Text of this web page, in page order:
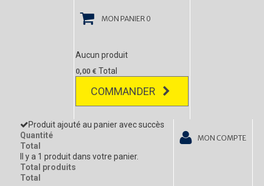
MON PANIER 0
Aucun produit
0,00 € Total
COMMANDER
Produit ajouté au panier avec succès
Quantité
Total
Il y a 1 produit dans votre panier.
Total produits
Total
MON COMPTE